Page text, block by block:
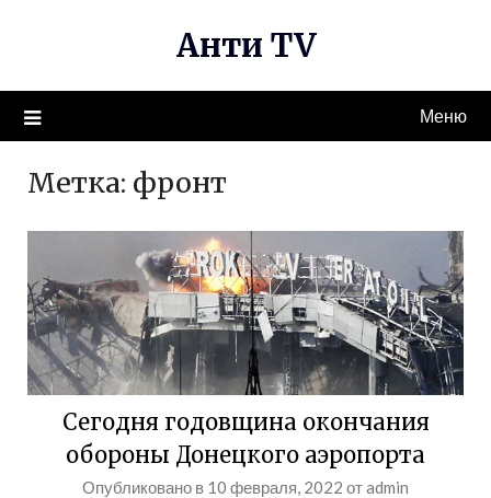
Анти TV
Меню
Метка: фронт
Сегодня годовщина окончания
обороны Донецкого аэропорта
Опубликовано в 10 февраля, 2022 отadmin